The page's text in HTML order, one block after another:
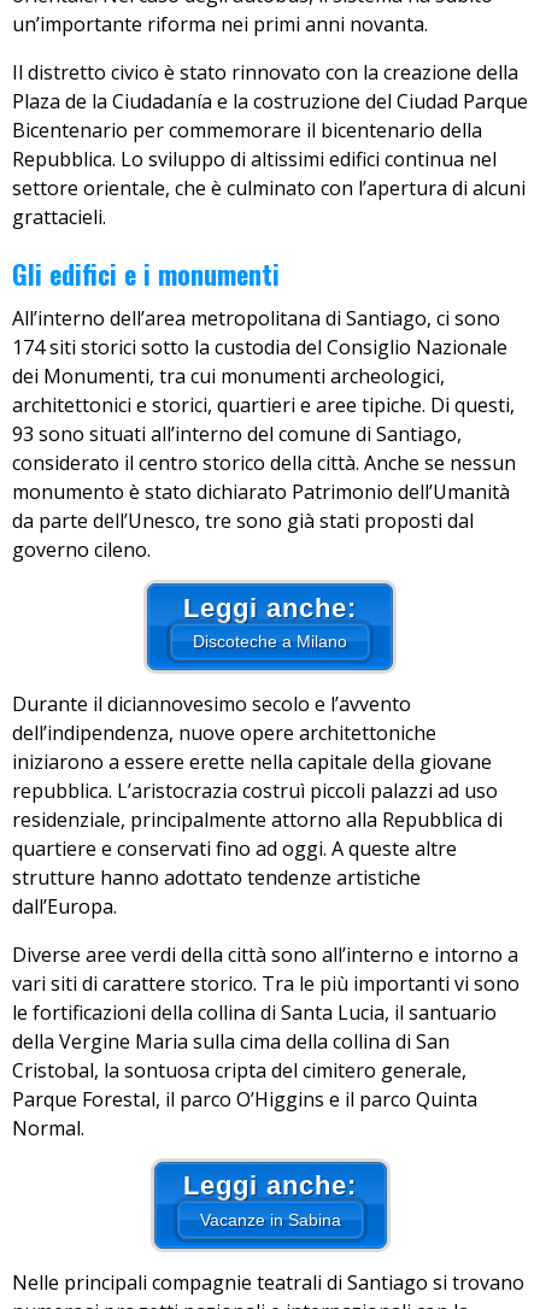
un’importante riforma nei primi anni novanta.
Il distretto civico è stato rinnovato con la creazione della
Plaza de la Ciudadanía e la costruzione del Ciudad Parque
Bicentenario per commemorare il bicentenario della
Repubblica. Lo sviluppo di altissimi edifici continua nel
settore orientale, che è culminato con l’apertura di alcuni
grattacieli.
Gli edifici e i monumenti
All’interno dell’area metropolitana di Santiago, ci sono
174 siti storici sotto la custodia del Consiglio Nazionale
dei Monumenti, tra cui monumenti archeologici,
architettonici e storici, quartieri e aree tipiche. Di questi,
93 sono situati all’interno del comune di Santiago,
considerato il centro storico della città. Anche se nessun
monumento è stato dichiarato Patrimonio dell’Umanità
da parte dell’Unesco, tre sono già stati proposti dal
governo cileno.
Leggi anche:
Discoteche a Milano
Durante il diciannovesimo secolo e l’avvento
dell’indipendenza, nuove opere architettoniche
iniziarono a essere erette nella capitale della giovane
repubblica. L’aristocrazia costruì piccoli palazzi ad uso
residenziale, principalmente attorno alla Repubblica di
quartiere e conservati fino ad oggi. A queste altre
strutture hanno adottato tendenze artistiche
dall’Europa.
Diverse aree verdi della città sono all’interno e intorno a
vari siti di carattere storico. Tra le più importanti vi sono
le fortificazioni della collina di Santa Lucia, il santuario
della Vergine Maria sulla cima della collina di San
Cristobal, la sontuosa cripta del cimitero generale,
Parque Forestal, il parco O’Higgins e il parco Quinta
Normal.
Leggi anche:
Vacanze in Sabina
Nelle principali compagnie teatrali di Santiago si trovano